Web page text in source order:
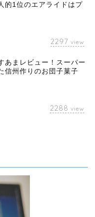
的1位のエアライドはプ
2297 view
あまレビュー！スーパー
信州作りのお団子菓子
2288 view